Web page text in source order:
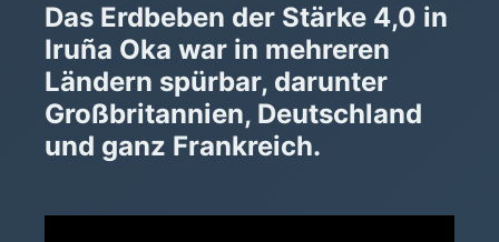
Das Erdbeben der Stärke 4,0 in
Iruña Oka war in mehreren
Ländern spürbar, darunter
Großbritannien, Deutschland
und ganz Frankreich.